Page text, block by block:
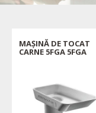
MAȘINĂ DE TOCAT
CARNE 5FGA 5FGA